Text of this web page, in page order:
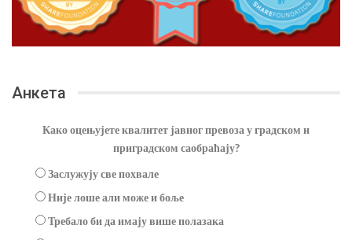
Анкета
Како оцењујете квалитет јавног превоза у градском и
приградском саобраћају?
Заслужују све похвале
Није лоше али може и боље
Требало би да имају више полазака